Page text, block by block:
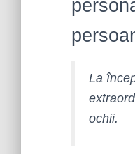
La
ochii.